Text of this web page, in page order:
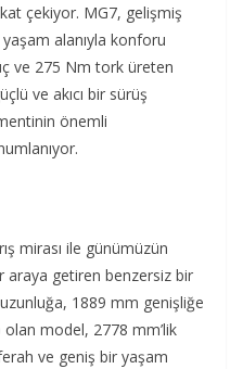
çekiyor. MG7, gelişmiş
alanıyla konforu
ve 275 Nm tork üreten
ve akıcı bir sürüş
önemli
mirası ile günümüzün
araya getiren benzersiz bir
1889 mm genişliğe
model, 2778 mm’lik
ve geniş bir yaşam